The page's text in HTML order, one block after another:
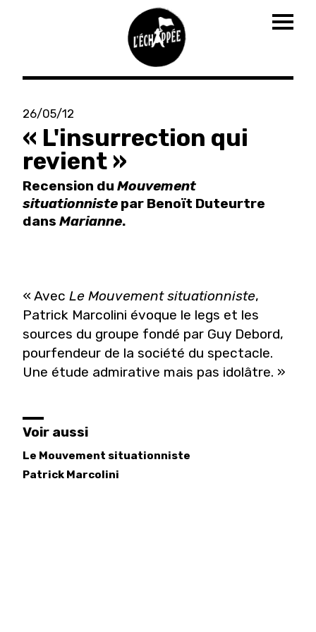
Aller
contenu
principal
26/05/12
« L'insurrection qui
revient »
Recension du Mouvement
situationniste par Benoït Duteurtre
dans Marianne.
« Avec Le Mouvement situationniste,
Patrick Marcolini évoque le legs et les
sources du groupe fondé par Guy Debord,
pourfendeur de la société du spectacle.
Une étude admirative mais pas idolâtre. »
Voir aussi
Le Mouvement situationniste
Patrick Marcolini